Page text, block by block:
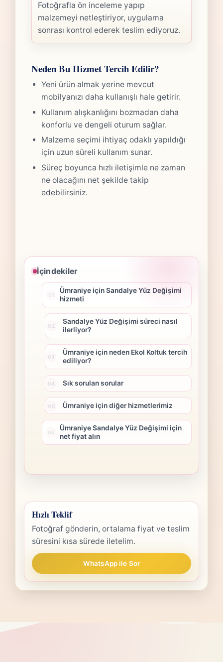
Fotoğrafla ön inceleme yapıp
malzemeyi netleştiriyor, uygulama
sonrası kontrol ederek teslim ediyoruz.
Neden Bu Hizmet Tercih Edilir?
Yeni ürün almak yerine mevcut
mobilyanızı daha kullanışlı hale getirir.
Kullanım alışkanlığını bozmadan daha
konforlu ve dengeli oturum sağlar.
Malzeme seçimi ihtiyaç odaklı yapıldığı
için uzun süreli kullanım sunar.
Süreç boyunca hızlı iletişimle ne zaman
ne olacağını net şekilde takip
edebilirsiniz.
İçindekiler
Ümraniye için Sandalye Yüz Değişimi
hizmeti
Sandalye Yüz Değişimi süreci nasıl
ilerliyor?
Ümraniye için neden Ekol Koltuk tercih
ediliyor?
Sık sorulan sorular
Ümraniye için diğer hizmetlerimiz
Ümraniye Sandalye Yüz Değişimi için
net fiyat alın
Hızlı Teklif
Fotoğraf gönderin, ortalama fiyat ve teslim
süresini kısa sürede iletelim.
WhatsApp ile Sor